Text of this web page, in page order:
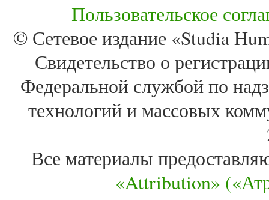
Пользовательское
© Сетевое издание «Studia
Свидетельство о
Федеральной службой по
технологий и массовых
Все материалы
«Attribution»